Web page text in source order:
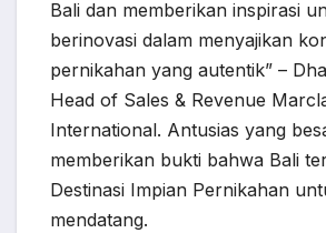
Bali dan memberikan inspirasi
berinovasi dalam menyajikan
pernikahan yang autentik” –
Head of Sales & Revenue
International. Antusias yang
memberikan bukti bahwa Bali
Destinasi Impian Pernikahan
mendatang.